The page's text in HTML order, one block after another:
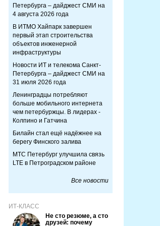
Петербурга – дайджест СМИ на
4 августа 2026 года
В ИТМО Хайпарк завершен
первый этап строительства
объектов инженерной
инфраструктуры
Новости ИТ и телекома Санкт-
Петербурга – дайджест СМИ на
31 июля 2026 года
Ленинградцы потребляют
больше мобильного интернета
чем петербуржцы. В лидерах -
Колпино и Гатчина
Билайн стал ещё надёжнее на
берегу Финского залива
МТС Петербург улучшила связь
LTE в Петроградском районе
Все новости
ИТ-КЛАСС
Не сто резюме, а сто
друзей: почему